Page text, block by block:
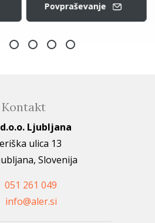
Povpraševanje
Kontakt
d.o.o. Ljubljana
ulica 13
Slovenija
051 261 049
info@aler.si